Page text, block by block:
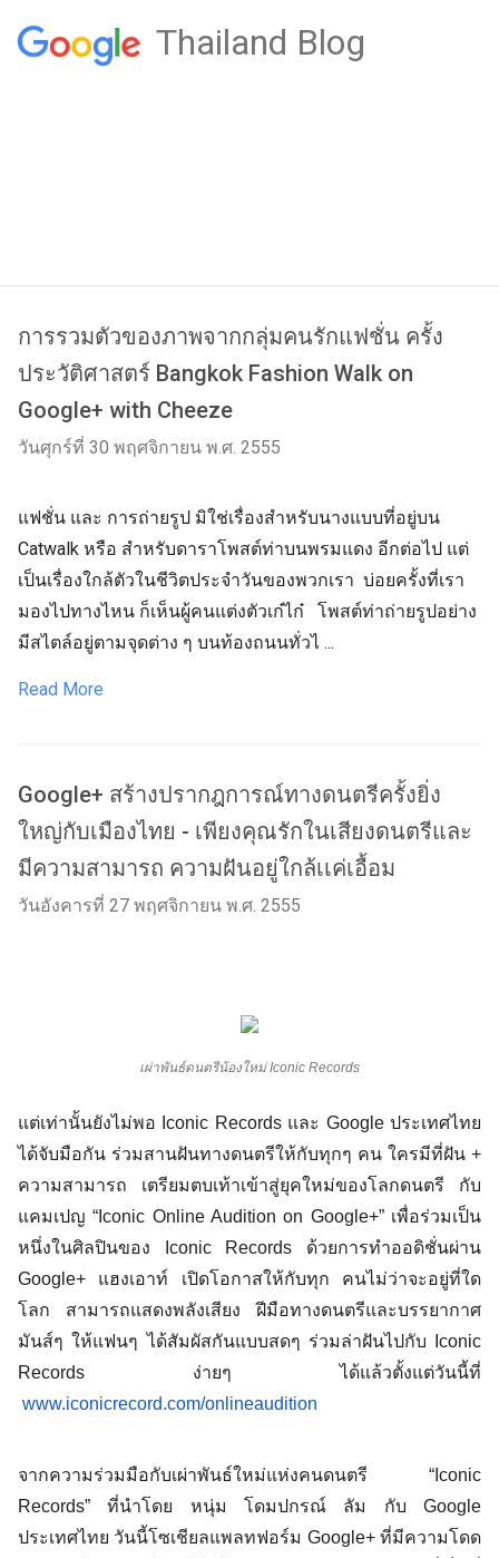
Thailand Blog
การรวมตัวของภาพจากกลุ่มคนรักแฟชั่น ครั้ง
ประวัติศาสตร์ Bangkok Fashion Walk on
Google+ with Cheeze
วันศุกร์ที่ 30 พฤศจิกายน พ.ศ. 2555
แฟชั่น และ การถ่ายรูป มิใช่เรื่องสำหรับนางแบบที่อยู่บน
Catwalk หรือ สำหรับดาราโพสต์ท่าบนพรมแดง อีกต่อไป แต่
เป็นเรื่องใกล้ตัวในชีวิตประจำวันของพวกเรา บ่อยครั้งที่เรา
มองไปทางไหน ก็เห็นผู้คนแต่งตัวเก๋ไก๋ โพสต์ท่าถ่ายรูปอย่าง
มีสไตล์อยู่ตามจุดต่าง ๆ บนท้องถนนทั่วไ ...
Read More
Google+ สร้างปรากฎการณ์ทางดนตรีครั้งยิ่ง
ใหญ่กับเมืองไทย - เพียงคุณรักในเสียงดนตรีและ
มีความสามารถ ความฝันอยู่ใกล้เเค่เอื้อม
วันอังคารที่ 27 พฤศจิกายน พ.ศ. 2555
เผ่าพันธ์ดนตรีน้องใหม่ Iconic Records
แต่เท่านั้นยังไม่พอ Iconic Records และ Google ประเทศไทย
ได้จับมือกัน ร่วมสานฝันทางดนตรีให้กับทุกๆ คน ใครมีที่ฝัน +
ความสามารถ เตรียมตบเท้าเข้าสู่ยุคใหม่ของโลกดนตรี กับ
แคมเปญ “Iconic Online Audition on Google+” เพื่อร่วมเป็น
หนึ่งในศิลปินของ Iconic Records ด้วยการทำออดิชั่นผ่าน
Google+ แฮงเอาท์ เปิดโอกาสให้กับทุก คนไม่ว่าจะอยู่ที่ใด
โลก สามารถแสดงพลังเสียง ฝีมือทางดนตรีและบรรยากาศ
มันส์ๆ ให้แฟนๆ ได้สัมผัสกันแบบสดๆ ร่วมล่าฝันไปกับ Iconic
Records ง่ายๆ ได้แล้วตั้งแต่วันนี้ที่
www.iconicrecord.com/onlineaudition
จากความร่วมมือกับเผ่าพันธ์ใหม่แห่งคนดนตรี “Iconic
Records” ที่นำโดย หนุ่ม โดมปกรณ์ ลัม กับ Google
ประเทศไทย วันนี้โซเชียลแพลทฟอร์ม Google+ ที่มีความโดด